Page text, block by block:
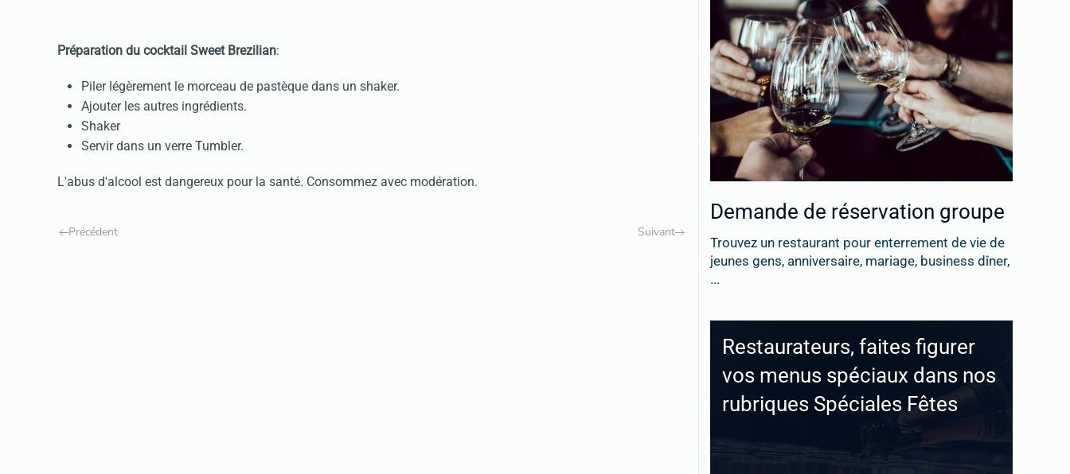
Préparation du cocktail Sweet Brezilian:
Piler légèrement le morceau de pastèque dans un shaker.
Ajouter les autres ingrédients.
Shaker
Servir dans un verre Tumbler.
L'abus d'alcool est dangereux pour la santé. Consommez avec modération.
Précédent Suivant
Demande de réservation groupe
Trouvez un restaurant pour enterrement de vie de
jeunes gens, anniversaire, mariage, business dîner,
...
Restaurateurs, faites figurer
vos menus spéciaux dans nos
rubriques Spéciales Fêtes